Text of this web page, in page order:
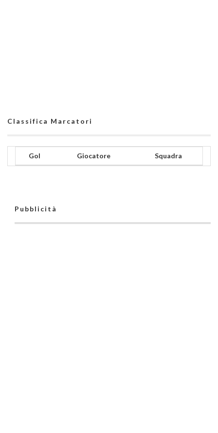
Classifica Marcatori
Gol Giocatore Squadra
Pubblicità